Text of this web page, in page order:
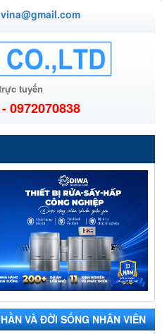
tuyến
0972070838
VÀ ĐỜI SỐNG NHÂN VIÊN